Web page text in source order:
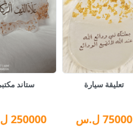
تعليقة سيارة
75000 ل.س
ستاند
250000